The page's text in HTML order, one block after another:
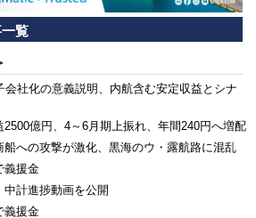
覧
会社化の意義説明、内航含む安定収益とシナ
2500億円、4～6月期上振れ、年間240円へ増配
船への攻撃が激化、黒海のウ・露航路に混乱
義援金
中計進捗動画を公開
義援金